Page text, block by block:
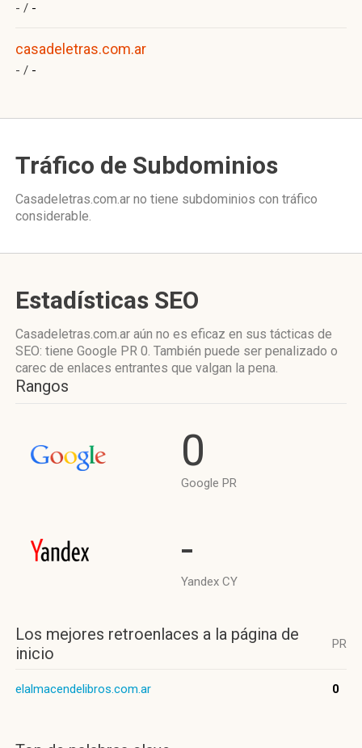
- / -
casadeletras.com.ar
- / -
Tráfico de Subdominios
Casadeletras.com.ar no tiene subdominios con tráfico
considerable.
Estadísticas SEO
Casadeletras.com.ar aún no es eficaz en sus tácticas de
SEO: tiene Google PR 0. También puede ser penalizado o
carec de enlaces entrantes que valgan la pena.
Rangos
0
Google PR
-
Yandex CY
Los mejores retroenlaces a la página de
inicio
PR
elalmacendelibros.com.ar 0